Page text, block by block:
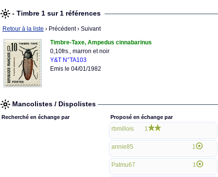
- Timbre 1 sur 1 références
Retour à la liste › Précédent› Suivant
Timbre-Taxe, Ampedus cinnabarinus
0,10frs., marron et noir
Y&T N°TA103
Emis le 04/01/1982
Mancolistes / Dispolistes
Recherché en échange par Proposé en échange par
rbmillois 1
annie85 1
Patmu67 1